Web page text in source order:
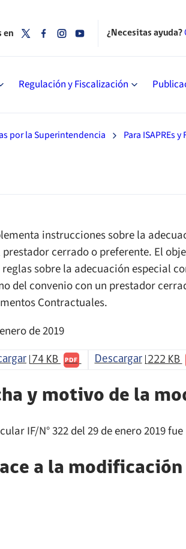
Regulación y Fiscalización
en ¿Necesitas ayuda?
por la Superintendencia Para ISAPREs y
instrucciones sobre la
prestador cerrado o preferente. El
reglas sobre la adecuación especial
del convenio con un prestador
Contractuales.
de 2019
74 KB PDF Descargar 222 KB
y motivo de la
IF/N° 322 del 29 de enero 2019
a la modificación